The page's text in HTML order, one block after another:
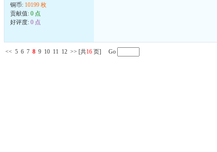
铜币: 10199 枚
贡献值: 0 点
好评度: 0 点
<< 5 6 7 8 9 10 11 12 >> [共16 页] Go